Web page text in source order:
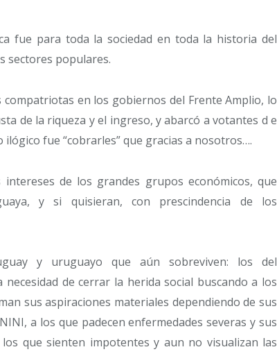
fue para toda la sociedad en toda la historia del
sectores populares.
compatriotas en los gobiernos del Frente Amplio, lo
de la riqueza y el ingreso, y abarcó a votantes d e
fue “cobrarles” que gracias a nosotros….
de los grandes grupos económicos, que
y si quisieran, con prescindencia de los
y uruguayo que aún sobreviven: los del
de cerrar la herida social buscando a los
sus aspiraciones materiales dependiendo de sus
a los que padecen enfermedades severas y sus
que sienten impotentes y aun no visualizan las